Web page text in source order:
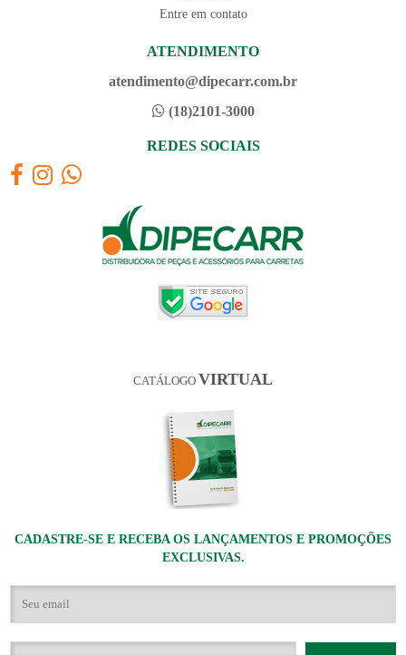
Entre em contato
ATENDIMENTO
atendimento@dipecarr.com.br
(18)2101-3000
REDES SOCIAIS
CATÁLOGO VIRTUAL
CADASTRE-SE E RECEBA OS LANÇAMENTOS E PROMOÇÕES
EXCLUSIVAS.